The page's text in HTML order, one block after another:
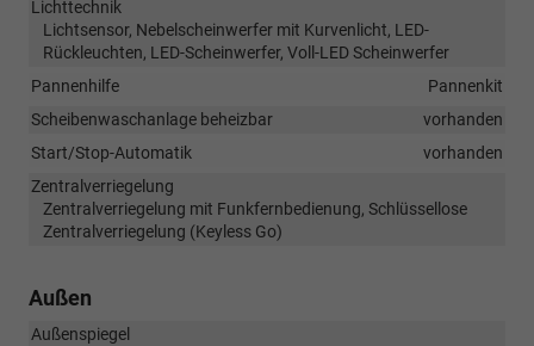
Lichttechnik
Lichtsensor, Nebelscheinwerfer mit Kurvenlicht, LED-
Rückleuchten, LED-Scheinwerfer, Voll-LED Scheinwerfer
Pannenhilfe
Pannenkit
Scheibenwaschanlage beheizbar
vorhanden
Start/Stop-Automatik
vorhanden
Zentralverriegelung
Zentralverriegelung mit Funkfernbedienung, Schlüssellose
Zentralverriegelung (Keyless Go)
Außen
Außenspiegel